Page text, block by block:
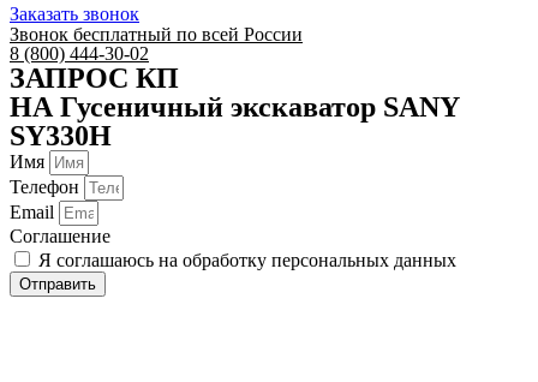
Заказать звонок
Звонок бесплатный по всей России
8 (800) 444-30-02
ЗАПРОС КП
НА Гусеничный экскаватор SANY
SY330H
Имя
Телефон
Email
Соглашение
Я соглашаюсь на обработку персональных данных
Отправить